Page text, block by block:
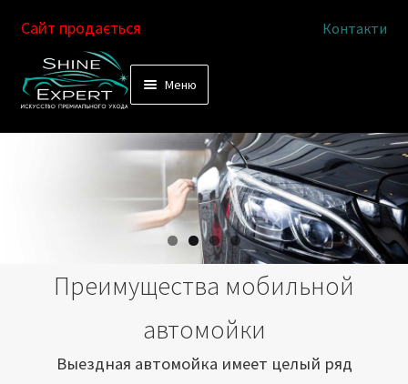
Перейти
к
Перейти
к
Сайт продається Контакти
Меню
Выездная автомойка
Химчистка салона
Подетальная химчистка
Как это работает
Преимущества мобильной
автомойки
Выездная автомойка имеет целый ряд